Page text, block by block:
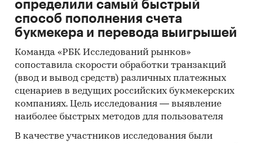
инвестиционной рекомендацией
Категории: Потребительские товары / ...
/
Россия
определили самый быстрый
способ пополнения счета
букмекера и перевода выигрышей
Команда «РБК Исследований рынков»
сопоставила скорости обработки транзакций
(ввод и вывод средств) различных платежных
сценариев в ведущих российских букмекерских
компаниях. Цель исследования — выявление
наиболее быстрых методов для пользователя
В качестве участников исследования были